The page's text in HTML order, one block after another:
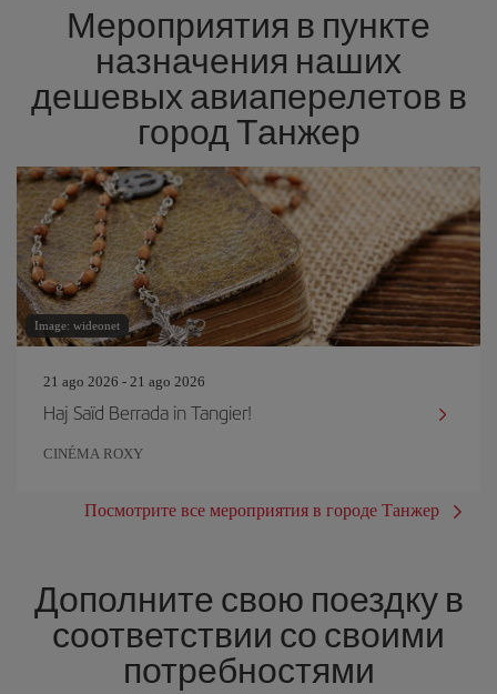
Мероприятия в пункте
назначения наших
дешевых авиаперелетов в
город Танжер
Image: wideonet
21 ago 2026 - 21 ago 2026
Haj Saïd Berrada in Tangier!
CINÉMA ROXY
Посмотрите все мероприятия в городе Танжер
Дополните свою поездку в
соответствии со своими
потребностями